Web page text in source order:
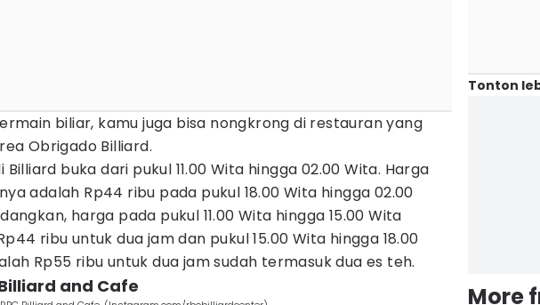
biliar, kamu juga bisa nongkrong di restauran yang
Obrigado Billiard.
Billiard buka dari pukul 11.00 Wita hingga 02.00 Wita. Harga
adalah Rp44 ribu pada pukul 18.00 Wita hingga 02.00
harga pada pukul 11.00 Wita hingga 15.00 Wita
ribu untuk dua jam dan pukul 15.00 Wita hingga 18.00
Rp55 ribu untuk dua jam sudah termasuk dua es teh.
Billiard and Cafe
Tonton
More